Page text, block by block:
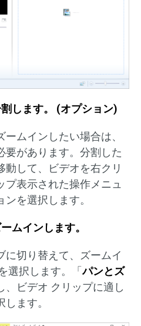
します。 (オプション)
ムインしたい場合は、
要があります。分割した
動して、ビデオを右クリ
プ表示された操作メニュ
ンを選択します。
ムインします。
に切り替えて、ズームイ
選択します。「パンとズ
、ビデオ クリップに適し
ます。